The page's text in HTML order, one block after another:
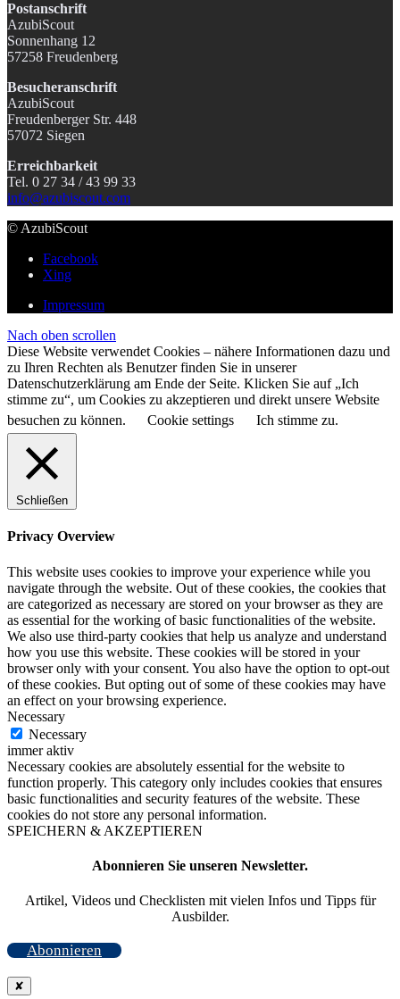
Postanschrift
AzubiScout
Sonnenhang 12
57258 Freudenberg
Besucheranschrift
AzubiScout
Freudenberger Str. 448
57072 Siegen
Erreichbarkeit
Tel. 0 27 34 / 43 99 33
info@azubiscout.com
© AzubiScout
Facebook
Xing
Impressum
Nach oben scrollen
Diese Website verwendet Cookies – nähere Informationen dazu und
zu Ihren Rechten als Benutzer finden Sie in unserer
Datenschutzerklärung am Ende der Seite. Klicken Sie auf „Ich
stimme zu“, um Cookies zu akzeptieren und direkt unsere Website
besuchen zu können.
Cookie settings Ich stimme zu.
Schließen
Privacy Overview
This website uses cookies to improve your experience while you
navigate through the website. Out of these cookies, the cookies that
are categorized as necessary are stored on your browser as they are
as essential for the working of basic functionalities of the website.
We also use third-party cookies that help us analyze and understand
how you use this website. These cookies will be stored in your
browser only with your consent. You also have the option to opt-out
of these cookies. But opting out of some of these cookies may have
an effect on your browsing experience.
Necessary
Necessary
immer aktiv
Necessary cookies are absolutely essential for the website to
function properly. This category only includes cookies that ensures
basic functionalities and security features of the website. These
cookies do not store any personal information.
SPEICHERN & AKZEPTIEREN
Abonnieren Sie unseren Newsletter.
Artikel, Videos und Checklisten mit vielen Infos und Tipps für
Ausbilder.
Abonnieren
✘